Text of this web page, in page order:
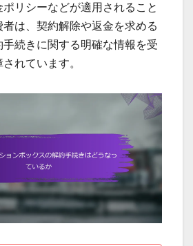
リシーなどが適用されること
は、契約解除や返金を求める
続きに関する明確な情報を受
れています。